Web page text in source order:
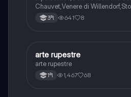
Chauvet,Venere di
Sumeri,Le ziggurat,
3ªl 641 8
Storia dell'arte
arte rupestre
arte rupestre
1ªl 1,467 68